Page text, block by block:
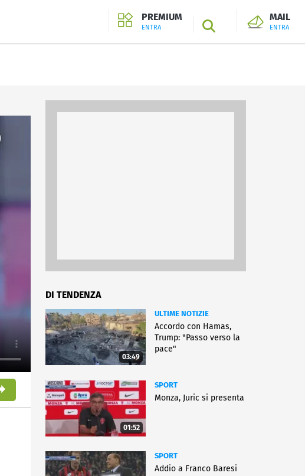
PREMIUM
ENTRA SEARCH
MAIL
ENTRA
DI TENDENZA
03:49
ULTIME NOTIZIE
Accordo con Hamas,
Trump: "Passo verso la
pace"
01:52
SPORT
Monza, Juric si presenta
SPORT
Addio a Franco Baresi